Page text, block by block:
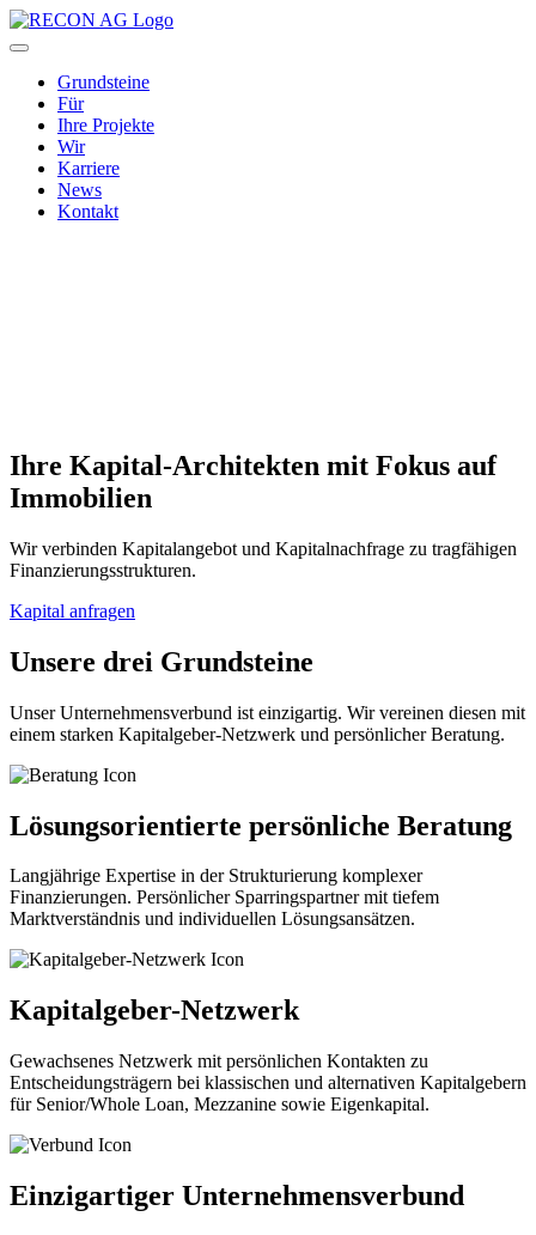
Grundsteine
Für
Ihre Projekte
Wir
Karriere
News
Kontakt
Ihre Kapital-Architekten mit Fokus auf
Immobilien
Wir verbinden Kapitalangebot und Kapitalnachfrage zu tragfähigen
Finanzierungsstrukturen.
Kapital anfragen
Unsere drei Grundsteine
Unser Unternehmensverbund ist einzigartig. Wir vereinen diesen mit
einem starken Kapitalgeber-Netzwerk und persönlicher Beratung.
Lösungsorientierte persönliche Beratung
Langjährige Expertise in der Strukturierung komplexer
Finanzierungen. Persönlicher Sparringspartner mit tiefem
Marktverständnis und individuellen Lösungsansätzen.
Kapitalgeber-Netzwerk
Gewachsenes Netzwerk mit persönlichen Kontakten zu
Entscheidungsträgern bei klassischen und alternativen Kapitalgebern
für Senior/Whole Loan, Mezzanine sowie Eigenkapital.
Einzigartiger Unternehmensverbund